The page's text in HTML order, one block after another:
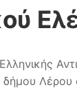
δήμου